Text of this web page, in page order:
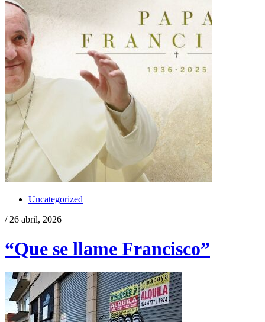
Uncategorized
/ 26 abril, 2026
“Que se llame Francisco”